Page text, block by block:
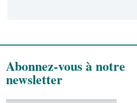
Abonnez-vous à notre
newsletter